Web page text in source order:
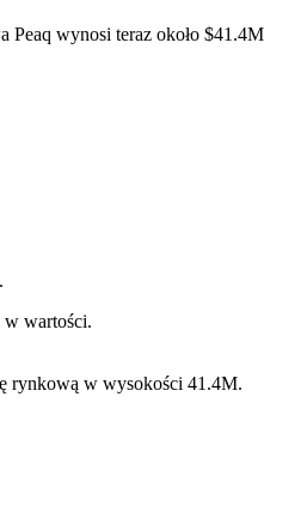
Peaq wynosi teraz około $41.4M
w wartości.
rynkową w wysokości 41.4M.